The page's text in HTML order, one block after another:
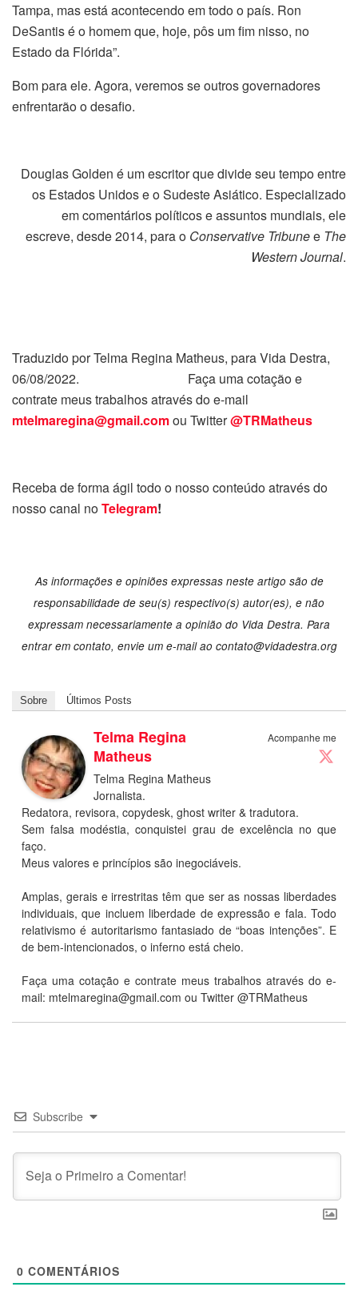
Tampa, mas está acontecendo em todo o país. Ron
DeSantis é o homem que, hoje, pôs um fim nisso, no
Estado da Flórida”.
Bom para ele. Agora, veremos se outros governadores
enfrentarão o desafio.
Douglas Golden é um escritor que divide seu tempo entre
os Estados Unidos e o Sudeste Asiático. Especializado
em comentários políticos e assuntos mundiais, ele
escreve, desde 2014, para o Conservative Tribunee The
Western Journal.
Traduzido por Telma Regina Matheus, para Vida Destra,
06/08/2022. Faça uma cotação e
contrate meus trabalhos através do e-mail
mtelmaregina@gmail.comou Twitter@TRMatheus
Receba de forma ágil todo o nosso conteúdo através do
nosso canal noTelegram!
As informações e opiniões expressas neste artigo são de
responsabilidade de seu(s) respectivo(s) autor(es), e não
expressam necessariamente a opinião do Vida Destra. Para
entrar em contato, envie um e-mail ao contato@vidadestra.org
Sobre Últimos Posts
Acompanhe me
Telma Regina
Matheus
Telma Regina Matheus
Jornalista.
Redatora, revisora, copydesk, ghost writer & tradutora.
Sem falsa modéstia, conquistei grau de excelência no que
faço.
Meus valores e princípios são inegociáveis.
Amplas, gerais e irrestritas têm que ser as nossas liberdades
individuais, que incluem liberdade de expressão e fala. Todo
relativismo é autoritarismo fantasiado de “boas intenções”. E
de bem-intencionados, o inferno está cheio.
Faça uma cotação e contrate meus trabalhos através do e-
mail: mtelmaregina@gmail.com ou Twitter @TRMatheus
Subscribe
0 COMENTÁRIOS